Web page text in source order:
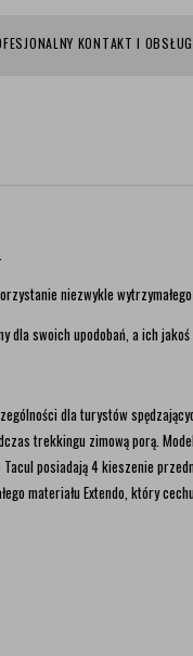
KONTAKT I
niezwykle
swoich upodobań, a ich
dla turystów
trekkingu zimową porą.
posiadają4 kieszenie
materiału Extendo, który